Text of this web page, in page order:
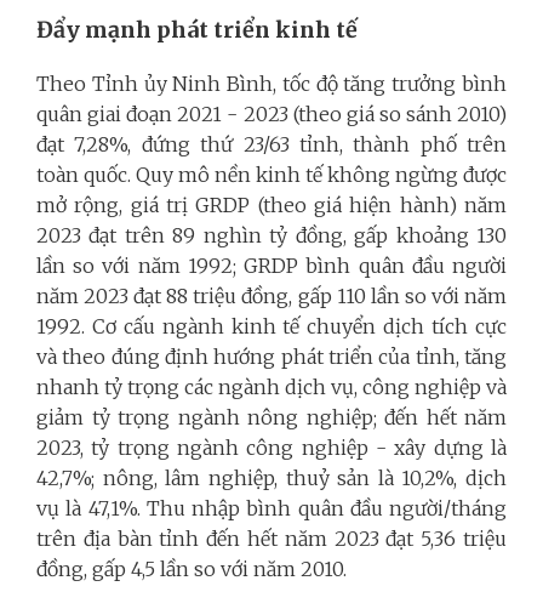
Đẩy mạnh phát triển kinh tế
Theo Tỉnh ủy Ninh Bình, tốc độ tăng trưởng bình
quân giai đoạn 2021 - 2023 (theo giá so sánh 2010)
đạt 7,28%, đứng thứ 23/63 tỉnh, thành phố trên
toàn quốc. Quy mô nền kinh tế không ngừng được
mở rộng, giá trị GRDP (theo giá hiện hành) năm
2023 đạt trên 89 nghìn tỷ đồng, gấp khoảng 130
lần so với năm 1992; GRDP bình quân đầu người
năm 2023 đạt 88 triệu đồng, gấp 110 lần so với năm
1992. Cơ cấu ngành kinh tế chuyển dịch tích cực
và theo đúng định hướng phát triển của tỉnh, tăng
nhanh tỷ trọng các ngành dịch vụ, công nghiệp và
giảm tỷ trọng ngành nông nghiệp; đến hết năm
2023, tỷ trọng ngành công nghiệp - xây dựng là
42,7%; nông, lâm nghiệp, thuỷ sản là 10,2%, dịch
vụ là 47,1%. Thu nhập bình quân đầu người/tháng
trên địa bàn tỉnh đến hết năm 2023 đạt 5,36 triệu
đồng, gấp 4,5 lần so với năm 2010.